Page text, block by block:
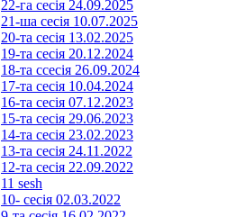
22-га сесія 24.09.2025
21-ша сесія 10.07.2025
20-та сесія 13.02.2025
19-та сесія 20.12.2024
18-та ссесія 26.09.2024
17-та сесія 10.04.2024
16-та сесія 07.12.2023
15-та сесія 29.06.2023
14-та сесія 23.02.2023
13-та сесія 24.11.2022
12-та сесія 22.09.2022
11 sesh
10- сесія 02.03.2022